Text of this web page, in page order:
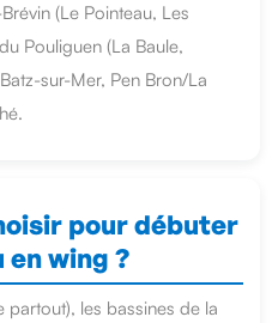
(Le Pointeau, Les
Pouliguen (La Baule,
sur-Mer, Pen Bron/La
pour débuter
en wing ?
les bassines de la